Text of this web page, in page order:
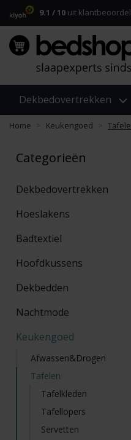
9.1 / 10 uit
Dekbedovertrekken
Home Keukengoed
Categorieën
Dekbedovertrekken
Hoeslakens
Badtextiel
Hoofdkussens
Dekbedden
Nachtmode
Keukengoed
Afwassen&Drogen
Tafelen
Tafelkleden
Tafellopers
Servetten